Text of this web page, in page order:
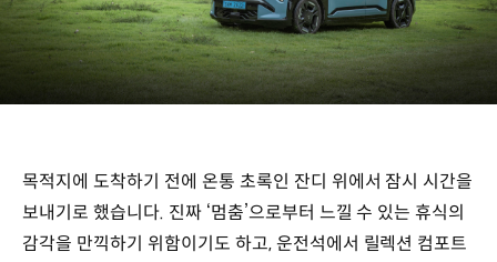
목적지에 도착하기 전에 온통 초록인 잔디 위에서 잠시 시간을
보내기로 했습니다. 진짜 ‘멈춤’으로부터 느낄 수 있는 휴식의
감각을 만끽하기 위함이기도 하고, 운전석에서 릴렉션 컴포트